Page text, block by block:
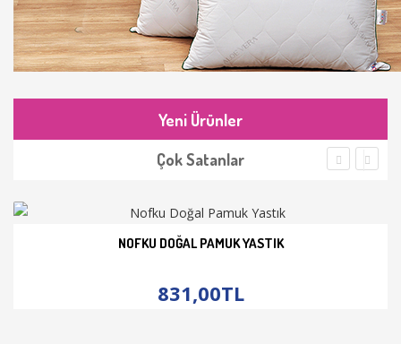
Yeni Ürünler
Çok Satanlar
NOFKU DOĞAL PAMUK YASTIK
831,00TL